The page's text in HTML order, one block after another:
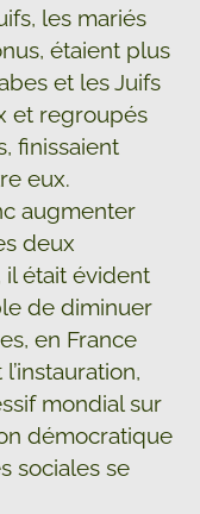
les mariés
étaient plus
et les Juifs
et regroupés
finissaient
eux.
augmenter
deux
il était évident
de diminuer
en France
mondial sur
démocratique
sociales se